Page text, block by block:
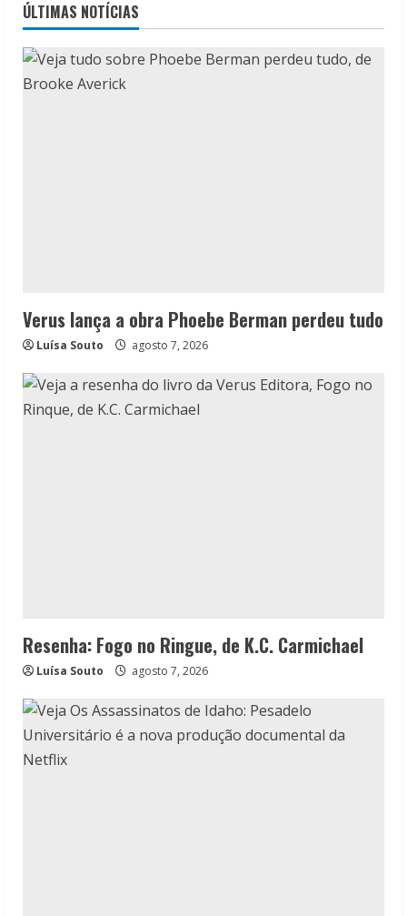
ÚLTIMAS NOTÍCIAS
Verus lança a obra Phoebe Berman perdeu tudo
Luísa Souto agosto 7, 2026
Resenha: Fogo no Ringue, de K.C. Carmichael
Luísa Souto agosto 7, 2026